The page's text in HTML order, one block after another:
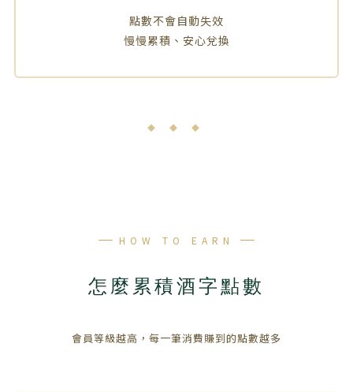
點數不會自動失效
慢慢累積、安心兌換
◆ ◆ ◆
HOW TO EARN
怎麼累積酒字點數
會員等級越高，每一筆消費賺到的點數越多